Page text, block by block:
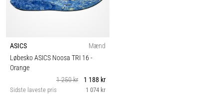
ASICS
Mænd
Løbesko ASICS Noosa TRI 16 -
Orange
1 250 kr
1 188 kr
Sidste laveste pris 1 074 kr